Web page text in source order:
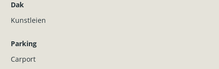
Dak
Kunstleien
Parking
Carport